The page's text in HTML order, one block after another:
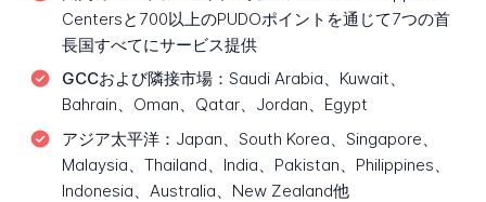
Centersと700以上のPUDOポイントを通じて7つの首
長国すべてにサービス提供
GCCおよび隣接市場： Saudi Arabia、Kuwait、
Bahrain、Oman、Qatar、Jordan、Egypt
アジア太平洋： Japan、South Korea、Singapore、
Malaysia、Thailand、India、Pakistan、Philippines、
Indonesia、Australia、New Zealand他